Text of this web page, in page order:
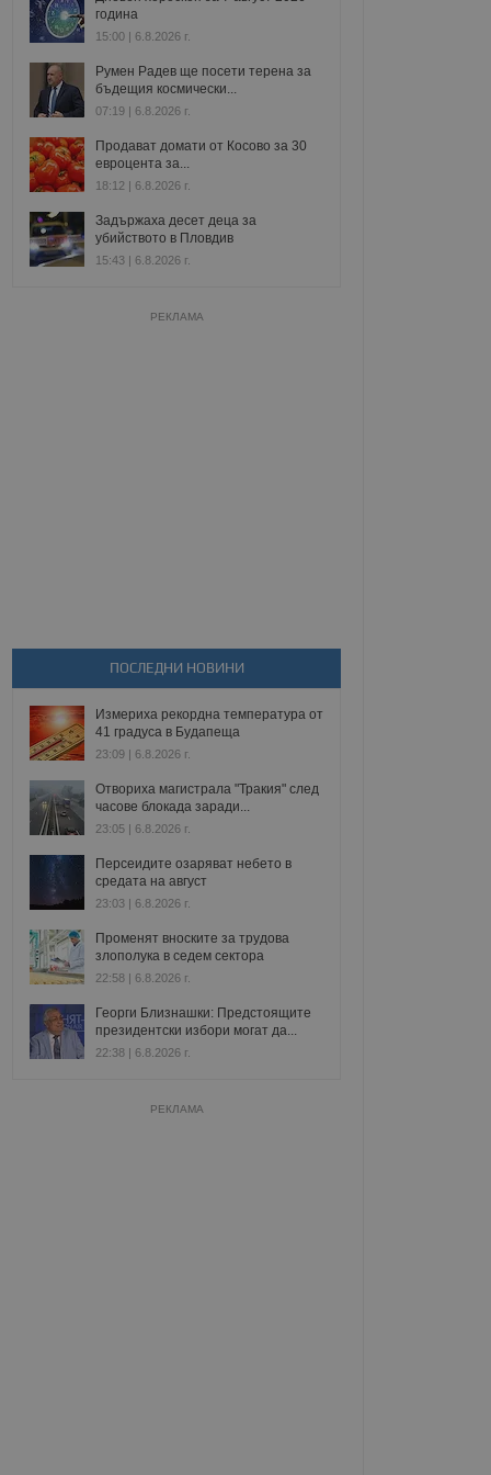
година
15:00 | 6.8.2026 г.
Румен Радев ще посети терена за
бъдещия космически...
07:19 | 6.8.2026 г.
Продават домати от Косово за 30
евроцента за...
18:12 | 6.8.2026 г.
Задържаха десет деца за
убийството в Пловдив
15:43 | 6.8.2026 г.
РЕКЛАМА
ПОСЛЕДНИ НОВИНИ
Измериха рекордна температура от
41 градуса в Будапеща
23:09 | 6.8.2026 г.
Отвориха магистрала "Тракия" след
часове блокада заради...
23:05 | 6.8.2026 г.
Персеидите озаряват небето в
средата на август
23:03 | 6.8.2026 г.
Променят вноските за трудова
злополука в седем сектора
22:58 | 6.8.2026 г.
Георги Близнашки: Предстоящите
президентски избори могат да...
22:38 | 6.8.2026 г.
РЕКЛАМА